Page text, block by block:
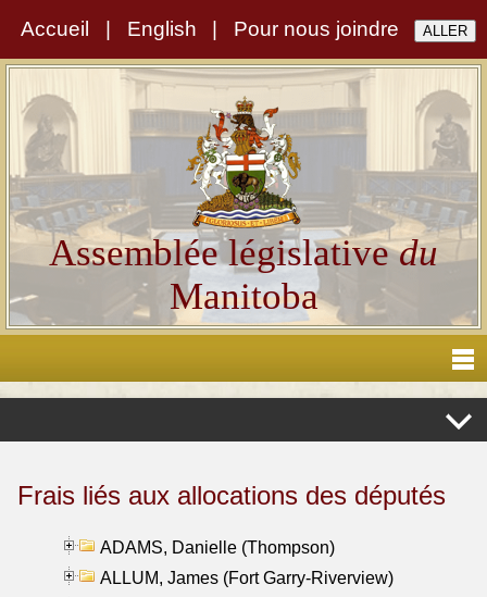
Accueil English Pour nous joindre
Assemblée législativedu
Manitoba
Frais liés aux allocations des députés
ADAMS, Danielle (Thompson)
ALLUM, James (Fort Garry-Riverview)